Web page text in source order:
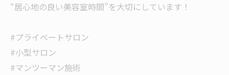
“居心地の良い美容室時間”を大切にしています！
#プライベートサロン
#小型サロン
#マンツーマン施術